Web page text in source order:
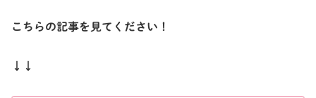
こちらの記事を見てください！
↓↓